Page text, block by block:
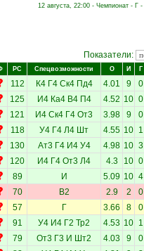
12 августа, 22:00 - Чемпионат - Г -
Показатели:
РС Спецвозможности О И Г
112 К4 Г4 Ск4 Пд4 4.01 9 0
125 И4 Ка4 В4 П4 4.52 10 0
121 И4 Ск4 Г4 От3 3.98 9 0
118 У4 Г4 Л4 Шт 4.55 10 1
130 Ат3 Г4 И4 У4 4.98 10 3
120 И4 Г4 От3 Л4 4.3 10 0
89 И 5.09 10 4
70 В2 2.9 2 0
57 Г 3.66 8 0
91 У4 И4 Г2 Тр2 4.53 10 1
79 От3 Г3 И Шт2 4.03 9 0